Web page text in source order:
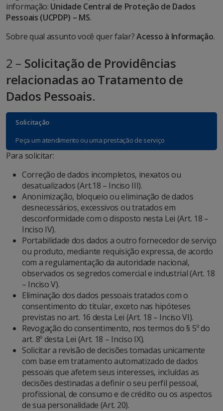
informação: Unidade Central de Proteção de Dados
Pessoais (UCPDP) – MS.
Sobre qual assunto você quer falar?Acesso à Informação.
2 – Solicitação de Providências
relacionadas ao Tratamento de
Dados Pessoais.
Solicitação
Peça um atendimento ou uma prestação de serviço
Para solicitar:
Correção de dados incompletos, inexatos ou
desatualizados (Art.18 – Inciso III).
Anonimização, bloqueio ou eliminação de dados
desnecessários, excessivos ou tratados em
desconformidade com o disposto nesta Lei (Art. 18 –
Inciso IV).
Portabilidade dos dados a outro fornecedor de serviço
ou produto, mediante requisição expressa, de acordo
com a regulamentação da autoridade nacional,
observados os segredos comercial e industrial (Art. 18
– Inciso V).
Eliminação dos dados pessoais tratados com o
consentimento do titular, exceto nas hipóteses
previstas no art. 16 desta Lei (Art. 18 – Inciso VI).
Revogação do consentimento, nos termos do § 5º do
art. 8º desta Lei (Art. 18 – Inciso IX).
Solicitar a revisão de decisões tomadas unicamente
com base em tratamento automatizado de dados
pessoais que afetem seus interesses, incluídas as
decisões destinadas a definir o seu perfil pessoal,
profissional, de consumo e de crédito ou os aspectos
de sua personalidade (Art. 20).